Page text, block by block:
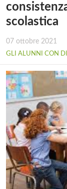
scolastica
07 ottobre 2021
GLI ALUNNI CON